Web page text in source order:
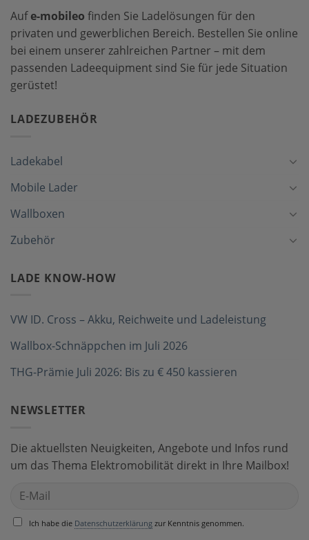
Aufe-mobileo finden Sie Ladelösungen für den
privaten und gewerblichen Bereich. Bestellen Sie online
bei einem unserer zahlreichen Partner – mit dem
passenden Ladeequipment sind Sie für jede Situation
gerüstet!
LADEZUBEHÖR
Ladekabel
Mobile Lader
Wallboxen
Zubehör
LADE KNOW-HOW
VW ID. Cross – Akku, Reichweite und Ladeleistung
Wallbox-Schnäppchen im Juli 2026
THG-Prämie Juli 2026: Bis zu € 450 kassieren
NEWSLETTER
Die aktuellsten Neuigkeiten, Angebote und Infos rund
um das Thema Elektromobilität direkt in Ihre Mailbox!
Ich habe die Datenschutzerklärungzur Kenntnis genommen.